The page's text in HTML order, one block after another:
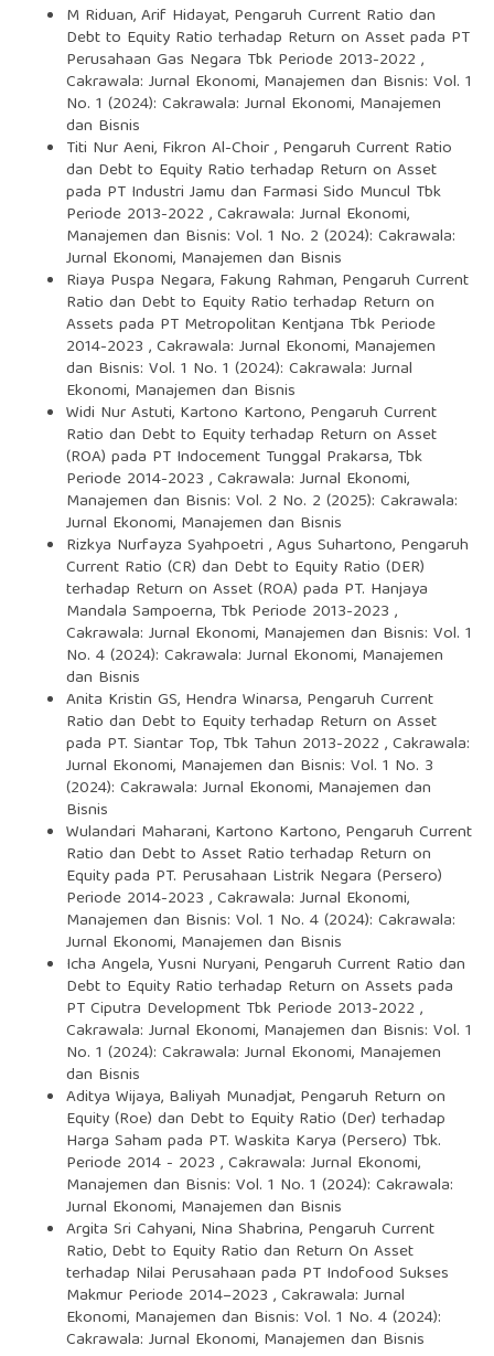
M Riduan, Arif Hidayat, Pengaruh Current Ratio dan
Debt to Equity Ratio terhadap Return on Asset pada PT
Perusahaan Gas Negara Tbk Periode 2013-2022 ,
Cakrawala: Jurnal Ekonomi, Manajemen dan Bisnis: Vol. 1
No. 1 (2024): Cakrawala: Jurnal Ekonomi, Manajemen
dan Bisnis
Titi Nur Aeni, Fikron Al-Choir , Pengaruh Current Ratio
dan Debt to Equity Ratio terhadap Return on Asset
pada PT Industri Jamu dan Farmasi Sido Muncul Tbk
Periode 2013-2022 ,Cakrawala: Jurnal Ekonomi,
Manajemen dan Bisnis: Vol. 1 No. 2 (2024): Cakrawala:
Jurnal Ekonomi, Manajemen dan Bisnis
Riaya Puspa Negara, Fakung Rahman, Pengaruh Current
Ratio dan Debt to Equity Ratio terhadap Return on
Assets pada PT Metropolitan Kentjana Tbk Periode
2014-2023 ,Cakrawala: Jurnal Ekonomi, Manajemen
dan Bisnis: Vol. 1 No. 1 (2024): Cakrawala: Jurnal
Ekonomi, Manajemen dan Bisnis
Widi Nur Astuti, Kartono Kartono, Pengaruh Current
Ratio dan Debt to Equity terhadap Return on Asset
(ROA) pada PT Indocement Tunggal Prakarsa, Tbk
Periode 2014-2023 ,Cakrawala: Jurnal Ekonomi,
Manajemen dan Bisnis: Vol. 2 No. 2 (2025): Cakrawala:
Jurnal Ekonomi, Manajemen dan Bisnis
Rizkya Nurfayza Syahpoetri , Agus Suhartono, Pengaruh
Current Ratio (CR) dan Debt to Equity Ratio (DER)
terhadap Return on Asset (ROA) pada PT. Hanjaya
Mandala Sampoerna, Tbk Periode 2013-2023 ,
Cakrawala: Jurnal Ekonomi, Manajemen dan Bisnis: Vol. 1
No. 4 (2024): Cakrawala: Jurnal Ekonomi, Manajemen
dan Bisnis
Anita Kristin GS, Hendra Winarsa, Pengaruh Current
Ratio dan Debt to Equity terhadap Return on Asset
pada PT. Siantar Top, Tbk Tahun 2013-2022 ,Cakrawala:
Jurnal Ekonomi, Manajemen dan Bisnis: Vol. 1 No. 3
(2024): Cakrawala: Jurnal Ekonomi, Manajemen dan
Bisnis
Wulandari Maharani, Kartono Kartono, Pengaruh Current
Ratio dan Debt to Asset Ratio terhadap Return on
Equity pada PT. Perusahaan Listrik Negara (Persero)
Periode 2014-2023 ,Cakrawala: Jurnal Ekonomi,
Manajemen dan Bisnis: Vol. 1 No. 4 (2024): Cakrawala:
Jurnal Ekonomi, Manajemen dan Bisnis
Icha Angela, Yusni Nuryani, Pengaruh Current Ratio dan
Debt to Equity Ratio terhadap Return on Assets pada
PT Ciputra Development Tbk Periode 2013-2022 ,
Cakrawala: Jurnal Ekonomi, Manajemen dan Bisnis: Vol. 1
No. 1 (2024): Cakrawala: Jurnal Ekonomi, Manajemen
dan Bisnis
Aditya Wijaya, Baliyah Munadjat, Pengaruh Return on
Equity (Roe) dan Debt to Equity Ratio (Der) terhadap
Harga Saham pada PT. Waskita Karya (Persero) Tbk.
Periode 2014 - 2023 ,Cakrawala: Jurnal Ekonomi,
Manajemen dan Bisnis: Vol. 1 No. 1 (2024): Cakrawala:
Jurnal Ekonomi, Manajemen dan Bisnis
Argita Sri Cahyani, Nina Shabrina, Pengaruh Current
Ratio, Debt to Equity Ratio dan Return On Asset
terhadap Nilai Perusahaan pada PT Indofood Sukses
Makmur Periode 2014–2023 ,Cakrawala: Jurnal
Ekonomi, Manajemen dan Bisnis: Vol. 1 No. 4 (2024):
Cakrawala: Jurnal Ekonomi, Manajemen dan Bisnis